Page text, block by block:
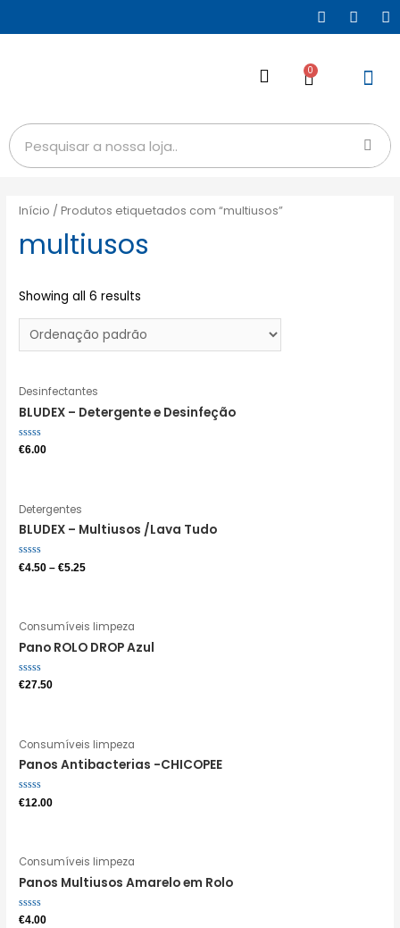
0
Início / Produtos etiquetados com “multiusos”
multiusos
Showing all 6 results
Desinfectantes
BLUDEX – Detergente e Desinfeção
Avaliação
€6.00
Detergentes
BLUDEX – Multiusos /Lava Tudo
Avaliação
0
€4.50 –€5.25
Consumíveis limpeza
Pano ROLO DROP Azul
Avaliação
€27.50
Consumíveis limpeza
Panos Antibacterias -CHICOPEE
Avaliação
0
€12.00
Consumíveis limpeza
Panos Multiusos Amarelo em Rolo
Avaliação
€4.00